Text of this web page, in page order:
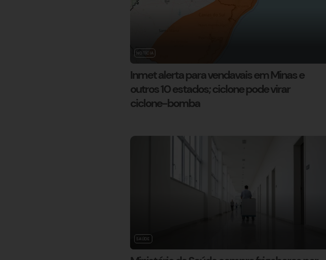
NOTÍCIA
Inmet alerta para vendavais em Minas e
outros 10 estados; ciclone pode virar
ciclone-bomba
SAÚDE